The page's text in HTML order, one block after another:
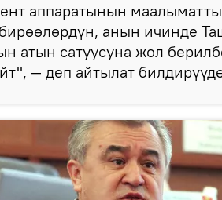
аппаратынын
анын ичинде
атын сатуусуна жол
— деп айтылат